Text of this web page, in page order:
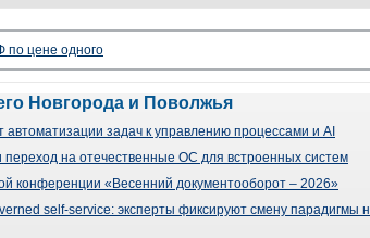
по цене одного
Новгорода и Поволжья
автоматизации задач к управлению процессами и AI
на отечественные ОС для встроенных систем
конференции «Весенний документооборот – 2026»
self-service: эксперты фиксируют смену парадигмы